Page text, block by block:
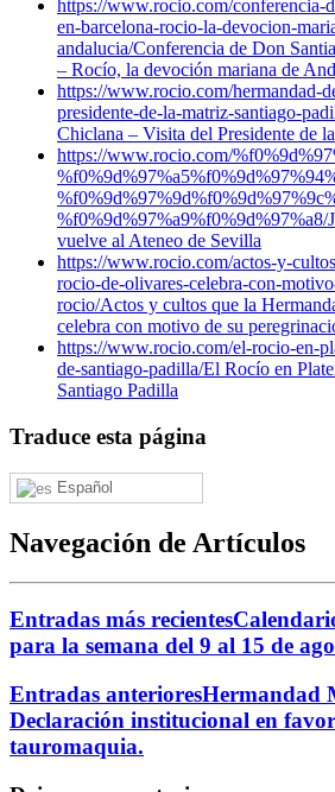
https://www.rocio.com/conferencia-
en-barcelona-rocio-la-devocion-
andalucia/Conferencia de Don
– Rocío, la devoción mariana de
https://www.rocio.com/hermandad-
presidente-de-la-matriz-santiago-
Chiclana – Visita del Presidente de
https://www.rocio.com/
%f0%9d%97%a9%f0%9d%97%a8/
vuelve al Ateneo de Sevilla
https://www.rocio.com/actos-y-
rocio-de-olivares-celebra-con-
rocio/Actos y cultos que la
celebra con motivo de su
https://www.rocio.com/el-rocio-en-
de-santiago-padilla/El Rocío en
Santiago Padilla
Traduce esta página
Español
Navegación de Artículos
Entradas más recientes
para la semana del 9 al 15 de
Entradas anterioresHermandad
Declaración institucional en
tauromaquia.